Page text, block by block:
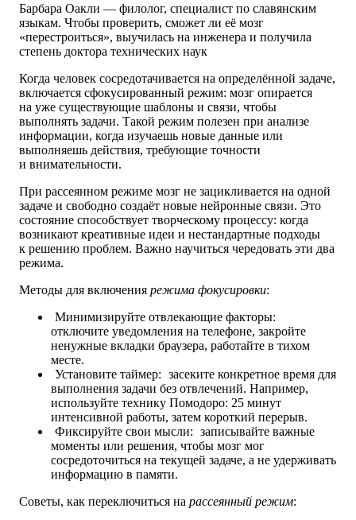
Барбара Оакли — филолог, специалист по славянским
языкам. Чтобы проверить, сможет ли её мозг
«перестроиться», выучилась на инженера и получила
степень доктора технических наук
Когда человек сосредотачивается на определённой задаче,
включается сфокусированный режим: мозг опирается
на уже существующие шаблоны и связи, чтобы
выполнять задачи. Такой режим полезен при анализе
информации, когда изучаешь новые данные или
выполняешь действия, требующие точности
и внимательности.
При рассеянном режиме мозг не зацикливается на одной
задаче и свободно создаёт новые нейронные связи. Это
состояние способствует творческому процессу: когда
возникают креативные идеи и нестандартные подходы
к решению проблем. Важно научиться чередовать эти два
режима.
Методы для включения режима фокусировки:
Минимизируйте отвлекающие факторы:
отключите уведомления на телефоне, закройте
ненужные вкладки браузера, работайте в тихом
месте.
Установите таймер: засеките конкретное время для
выполнения задачи без отвлечений. Например,
используйте технику Помодоро: 25 минут
интенсивной работы, затем короткий перерыв.
Фиксируйте свои мысли: записывайте важные
моменты или решения, чтобы мозг мог
сосредоточиться на текущей задаче, а не удерживать
информацию в памяти.
Советы, как переключиться на рассеянный режим: